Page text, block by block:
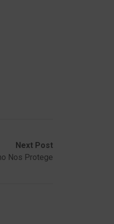
Next Post
Nos Protege